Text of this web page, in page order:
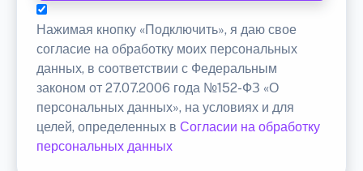
Нажимая кнопку «Подключить», я даю свое
согласие на обработку моих персональных
данных, в соответствии с Федеральным
законом от 27.07.2006 года №152-ФЗ «О
персональных данных», на условиях и для
целей, определенных в Согласии на обработку
персональных данных